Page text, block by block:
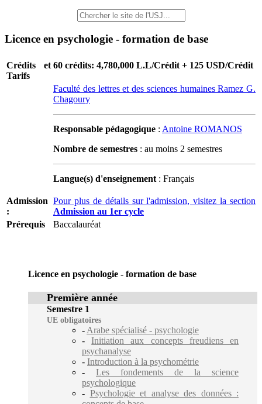
Licence en psychologie - formation de base
Crédits et
Tarifs
60 crédits: 4,780,000 L.L/Crédit + 125 USD/Crédit
Faculté des lettres et des sciences humaines Ramez G.
Chagoury
Responsable pédagogique : Antoine ROMANOS
Nombre de semestres : au moins 2 semestres
Langue(s) d'enseignement: Français
Admission
:
Pour plus de détails sur l'admission, visitez la section
Admission au 1er cycle
Prérequis
Baccalauréat
Licence en psychologie - formation de base
Première année
Semestre 1
UE obligatoires
- Arabe spécialisé - psychologie
-Initiation aux concepts freudiens en
psychanalyse
- Introduction à la psychométrie
- Les fondements de la science
psychologique
- Psychologie et analyse des données :